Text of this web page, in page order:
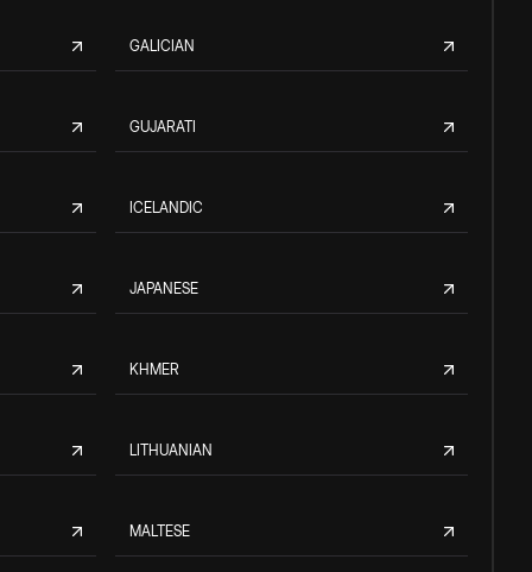
GALICIAN
GUJARATI
ICELANDIC
JAPANESE
KHMER
LITHUANIAN
MALTESE